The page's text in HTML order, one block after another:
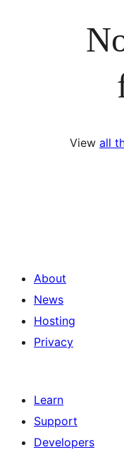
View all
About
News
Hosting
Privacy
Learn
Support
Developers